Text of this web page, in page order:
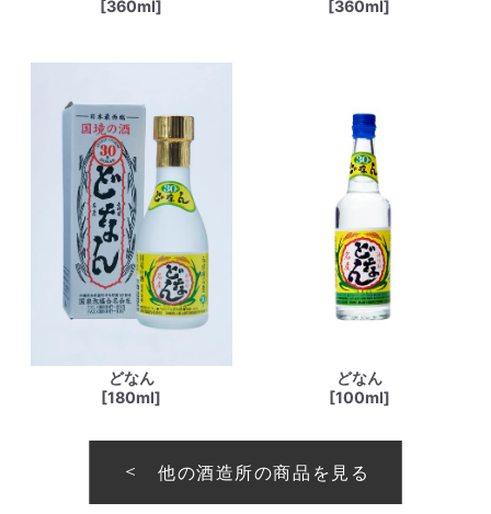
[360ml]
[360ml]
どなん
[180ml]
どなん
[100ml]
他の酒造所の商品を見る